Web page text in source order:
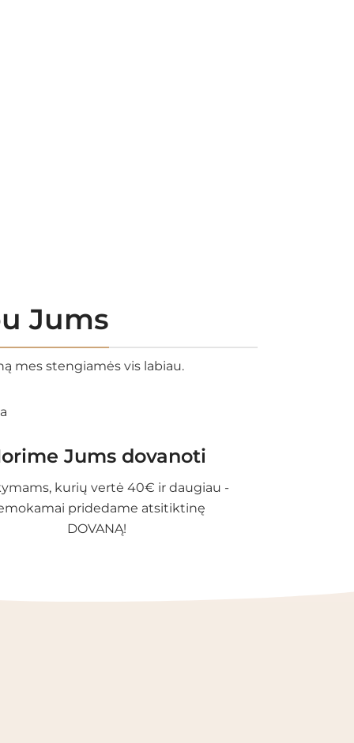
Jums
mes stengiamės vis labiau.
Jums dovanoti
kurių vertė 40€ ir daugiau -
pridedame atsitiktinę
DOVANĄ!